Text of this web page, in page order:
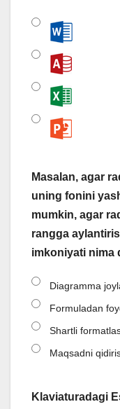
Masalan, agar
uning fonini
mumkin, agar
rangga
imkoniyati nima
Diagramma
Formuladan
Shartli
Maqsadni
Klaviaturadagi